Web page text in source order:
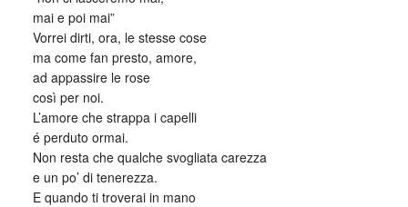
mai e poi mai”
Vorrei dirti, ora, le stesse cose
ma come fan presto, amore,
ad appassire le rose
così per noi.
L’amore che strappa i capelli
é perduto ormai.
Non resta che qualche svogliata carezza
e un po’ di tenerezza.
E quando ti troverai in mano